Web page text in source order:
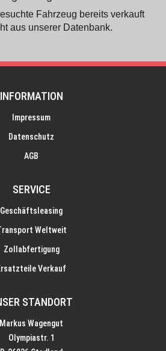
Fahrzeug bereits verkauft
aus unserer Datenbank.
INFORMATION
Impressum
Datenschutz
AGB
SERVICE
Geschäftsleasing
Weltweit
Zollabfertigung
Verkauf
STANDORT
Markus Wagengut
Olympiastr. 1